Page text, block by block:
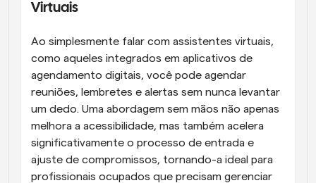
Virtuais
Ao simplesmente falar com assistentes virtuais,
como aqueles integrados em aplicativos de
agendamento digitais, você pode agendar
reuniões, lembretes e alertas sem nunca levantar
um dedo. Uma abordagem sem mãos não apenas
melhora a acessibilidade, mas também acelera
significativamente o processo de entrada e
ajuste de compromissos, tornando-a ideal para
profissionais ocupados que precisam gerenciar